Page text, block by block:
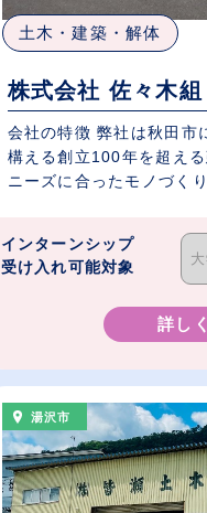
土木・建築・解体
株式会社 佐々木組
会社の特徴 弊社は秋田市
構える創立100年を超え
ニーズに合ったモノづく
インターンシップ
受け入れ可能対象
詳し
湯沢市